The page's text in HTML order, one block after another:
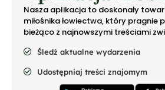
Nasza aplikacja to doskonały
miłośnika łowiectwa, który pragnie
bieżąco z najnowszymi treściami
Śledź aktualne wydarzenia
Udostępniaj treści znajomym